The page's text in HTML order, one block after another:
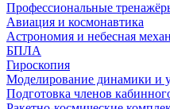
Профессиональные
Авиация и космонавтика
Астрономия и небесная
БПЛА
Гироскопия
Моделирование динамики и
Подготовка членов